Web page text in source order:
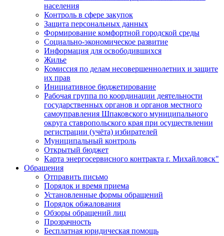
населения
Контроль в сфере закупок
Защита персональных данных
Формирование комфортной городской среды
Социально-экономическое развитие
Информация для освободившихся
Жилье
Комиссия по делам несовершеннолетних и защите
их прав
Инициативное бюджетирование
Рабочая группа по координации деятельности
государственных органов и органов местного
самоуправления Шпаковского муниципального
округа ставропольского края при осуществлении
регистрации (учёта) избирателей
Муниципальный контроль
Открытый бюджет
Карта энергосервисного контракта г. Михайловск"
Обращения
Отправить письмо
Порядок и время приема
Установленные формы обращений
Порядок обжалования
Обзоры обращений лиц
Прозрачность
Бесплатная юридическая помощь